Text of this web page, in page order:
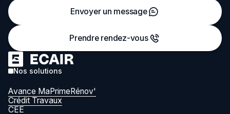
Envoyer un message
Prendre rendez-vous
Nos solutions
Avance MaPrimeRénov'
Crédit Travaux
CEE